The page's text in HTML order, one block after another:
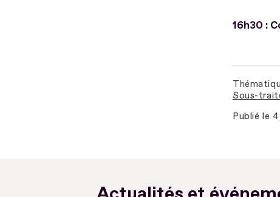
16h30 :
Sous-
Publié le